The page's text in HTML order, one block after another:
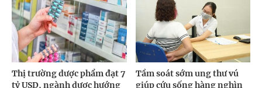
Thị trường dược phẩm đạt 7
tỷ USD, ngành dược hướng
Tầm soát sớm ung thư vú
giúp cứu sống hàng nghìn